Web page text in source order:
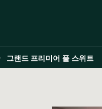
그랜드 프리미어 풀 스위트